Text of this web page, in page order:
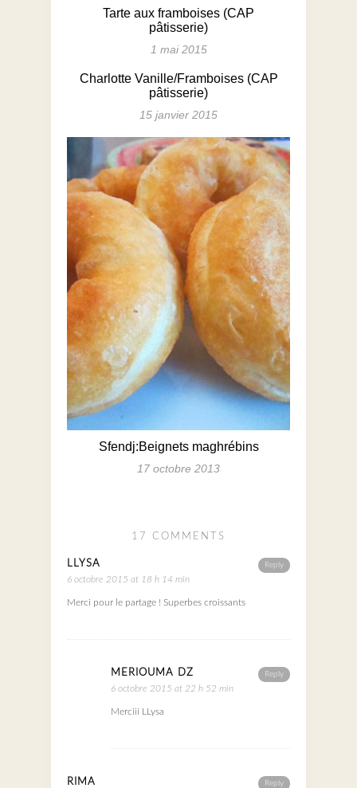
Tarte aux framboises (CAP
pâtisserie)
1 mai 2015
Charlotte Vanille/Framboises (CAP
pâtisserie)
15 janvier 2015
Sfendj:Beignets maghrébins
17 octobre 2013
17 COMMENTS
Reply
LLYSA
6 octobre 2015 at 18 h 14 min
Merci pour le partage ! Superbes croissants
Reply
MERIOUMA DZ
6 octobre 2015 at 22 h 52 min
Merciii LLysa
Reply
RIMA